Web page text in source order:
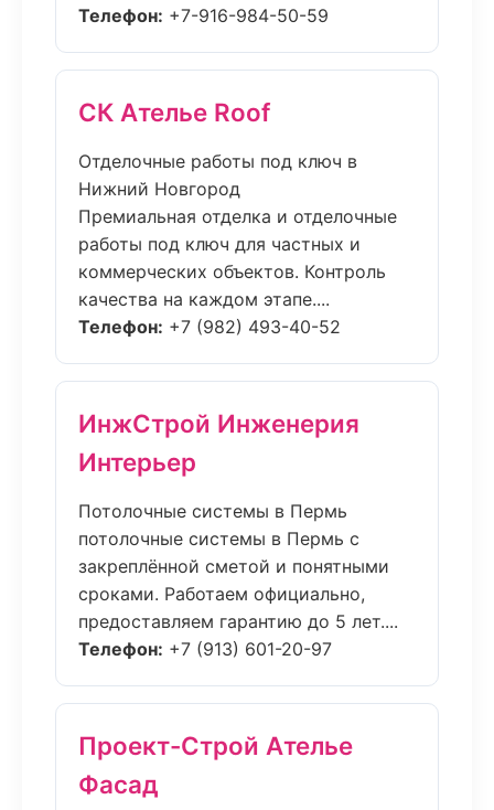
Телефон: +7-916-984-50-59
СК Ателье Roof
Отделочные работы под ключ в
Нижний Новгород
Премиальная отделка и отделочные
работы под ключ для частных и
коммерческих объектов. Контроль
качества на каждом этапе....
Телефон: +7 (982) 493-40-52
ИнжСтрой Инженерия
Интерьер
Потолочные системы в Пермь
потолочные системы в Пермь с
закреплённой сметой и понятными
сроками. Работаем официально,
предоставляем гарантию до 5 лет....
Телефон: +7 (913) 601-20-97
Проект-Строй Ателье
Фасад